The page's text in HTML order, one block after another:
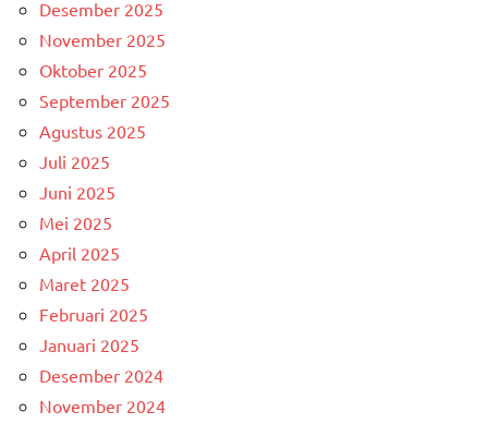
Desember 2025
November 2025
Oktober 2025
September 2025
Agustus 2025
Juli 2025
Juni 2025
Mei 2025
April 2025
Maret 2025
Februari 2025
Januari 2025
Desember 2024
November 2024